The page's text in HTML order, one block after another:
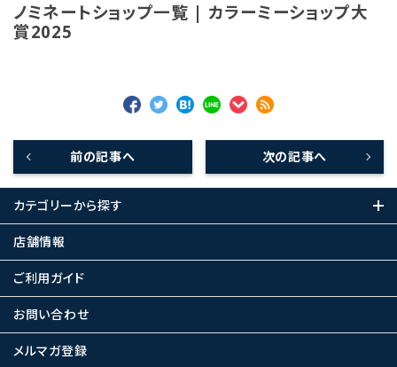
ノミネートショップ一覧 | カラーミーショップ大
賞2025
前の記事へ 次の記事へ
カテゴリーから探す
店舗情報
ご利用ガイド
お問い合わせ
メルマガ登録